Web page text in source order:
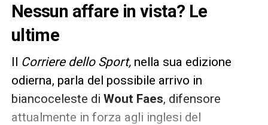
Nessun affare in vista? Le
ultime
Il Corriere dello Sport, nella sua edizione
odierna, parla del possibile arrivo in
biancoceleste di Wout Faes, difensore
attualmente in forza agli inglesi del